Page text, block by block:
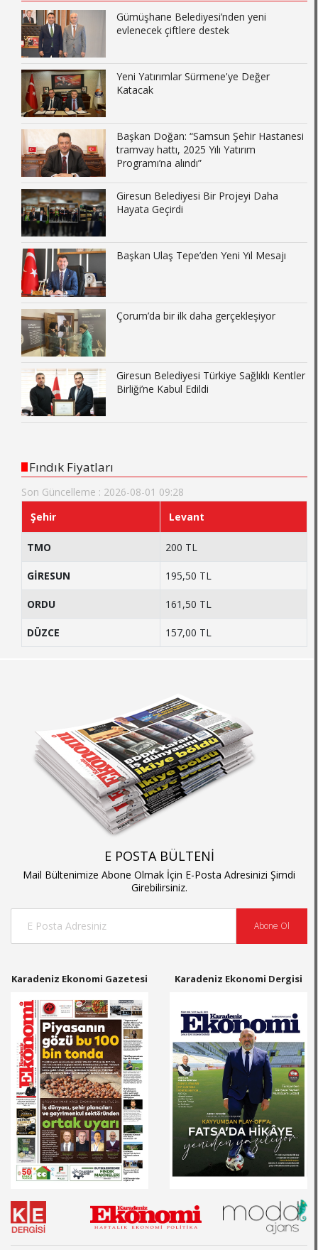
Gümüşhane Belediyesi’nden yeni
evlenecek çiftlere destek
Yeni Yatırımlar Sürmene'ye Değer
Katacak
Başkan Doğan: “Samsun Şehir Hastanesi
tramvay hattı, 2025 Yılı Yatırım
Programı’na alındı”
Giresun Belediyesi Bir Projeyi Daha
Hayata Geçirdi
Başkan Ulaş Tepe’den Yeni Yıl Mesajı
Çorum’da bir ilk daha gerçekleşiyor
Giresun Belediyesi Türkiye Sağlıklı Kentler
Birliği’ne Kabul Edildi
Fındık Fiyatları
Son Güncelleme : 2026-08-01 09:28
Şehir
Levant
TMO 200 TL
GİRESUN 195,50 TL
ORDU 161,50 TL
DÜZCE 157,00 TL
E POSTA BÜLTENİ
Mail Bültenimize Abone Olmak İçin E-Posta Adresinizi Şimdi
Girebilirsiniz.
Abone Ol
Karadeniz Ekonomi Gazetesi Karadeniz Ekonomi Dergisi